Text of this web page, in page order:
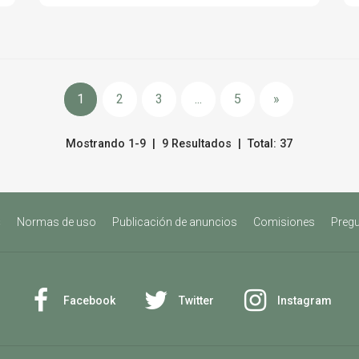
pilas 0,40 kilogramos
1 2 3 ... 5 »
Mostrando 1-9 | 9 Resultados | Total: 37
Normas de uso Publicación de anuncios Comisiones
Facebook Twitter Instagram